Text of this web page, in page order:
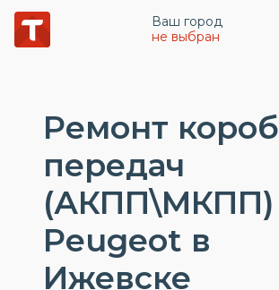
Ваш город
не выбран
Ремонт
передач
(АКПП\МКПП)
Peugeot в
Ижевске